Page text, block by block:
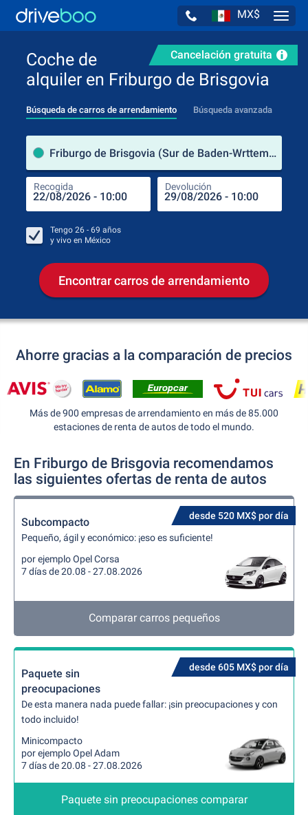
MX$
Cancelación gratuita
Coche de
alquiler en Friburgo de Brisgovia
Búsqueda de carros de arrendamiento Búsqueda avanzada
Friburgo de Brisgovia (Sur de Baden-Wrttemberg / Alemania)
Recogida Devolución
Tengo 26 - 69 años
y vivo en México
Encontrar carros de arrendamiento
Ahorre gracias a la comparación de precios
Más de 900 empresas de arrendamiento en más de 85.000
estaciones de renta de autos de todo el mundo.
En Friburgo de Brisgovia recomendamos
las siguientes ofertas de renta de autos
desde 520 MX$ por día
Subcompacto
Pequeño, ágil y económico: ¡eso es suficiente!
por ejemplo Opel Corsa
7 días de 20.08 - 27.08.2026
Comparar carros pequeños
desde 605 MX$ por día
Paquete sin
preocupaciones
De esta manera nada puede fallar: ¡sin preocupaciones y con
todo incluido!
Minicompacto
por ejemplo Opel Adam
7 días de 20.08 - 27.08.2026
Paquete sin preocupaciones comparar